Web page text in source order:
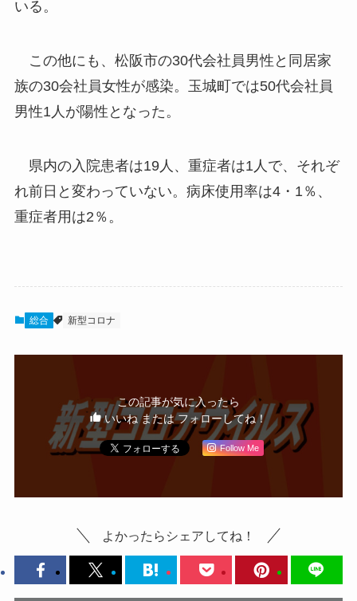
いる。
この他にも、松阪市の30代会社員男性と同居家
族の30会社員女性が感染。玉城町では50代会社員
男性1人が陽性となった。
県内の入院患者は19人、重症者は1人で、それぞ
れ前日と変わっていない。病床使用率は4・1％、
重症者用は2％。
総合 新型コロナ
この記事が気に入ったら
いいね または フォローしてね！
Follow Me
よかったらシェアしてね！